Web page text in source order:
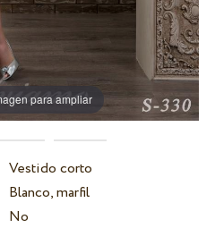
para ampliar
Vestido corto
Blanco, marfil
No